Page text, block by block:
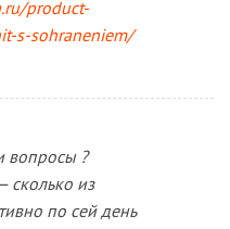
product-
s-sohraneniem/
вопросы ?
сколько из
по сей день